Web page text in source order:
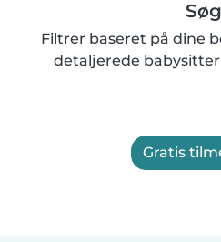
Søg
Filtrer baseret på dine
detaljerede
Gratis